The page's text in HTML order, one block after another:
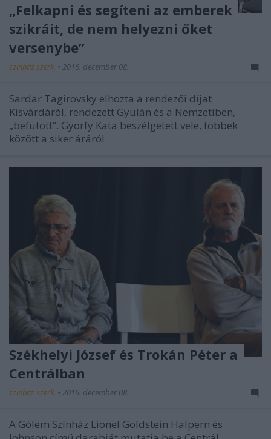
„Felkapni és segíteni az emberek
szikráit, de nem helyezni őket
versenybe”
szinhaz szerk. • 2016. december 08.
Sardar Tagirovsky elhozta a rendezői díjat
Kisvárdáról, rendezett Gyulán és a Nemzetiben,
„befutott”. Györfy Kata beszélgetett vele, többek
között a siker áráról.
Székhelyi József és Trokán Péter a
Centrálban
szinhaz szerk. • 2016. december 08.
A Gólem Színház Lionel Goldstein Halpern és